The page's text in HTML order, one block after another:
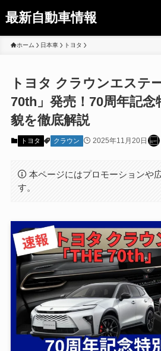
最新自動車情報
ホーム 日本車 トヨタ
トヨタ クラウンエステ
70th」発売！70周年記念
貌を徹底解説
トヨタ クラウン 2025年11月20日
本ページにはプロモーションや
す。